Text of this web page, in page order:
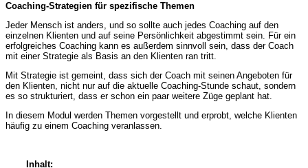
Coaching-Strategien für spezifische Themen
Jeder Mensch ist anders, und so sollte auch jedes Coaching auf den
einzelnen Klienten und auf seine Persönlichkeit abgestimmt sein. Für ein
erfolgreiches Coaching kann es außerdem sinnvoll sein, dass der Coach
mit einer Strategie als Basis an den Klienten ran tritt.
Mit Strategie ist gemeint, dass sich der Coach mit seinen Angeboten für
den Klienten, nicht nur auf die aktuelle Coaching-Stunde schaut, sondern
es so strukturiert, dass er schon ein paar weitere Züge geplant hat.
In diesem Modul werden Themen vorgestellt und erprobt, welche Klienten
häufig zu einem Coaching veranlassen.
Inhalt: